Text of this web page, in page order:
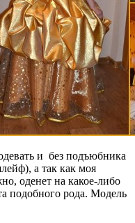
и без подъюбника
а так как моя
оденет на какое-либо
подобного рода. Модель